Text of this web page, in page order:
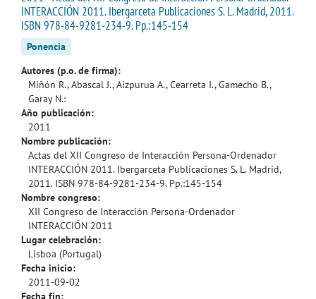
INTERACCIÓN 2011. Ibergarceta Publicaciones S. L. Madrid, 2011.
ISBN 978-84-9281-234-9. Pp.:145-154
Ponencia
Autores (p.o. de firma):
Miñón R., Abascal J., Aizpurua A., Cearreta I., Gamecho B.,
Garay N.:
Año publicación:
2011
Nombre publicación:
Actas del XII Congreso de Interacción Persona-Ordenador
INTERACCIÓN 2011. Ibergarceta Publicaciones S. L. Madrid,
2011. ISBN 978-84-9281-234-9. Pp.:145-154
Nombre congreso:
XII Congreso de Interacción Persona-Ordenador
INTERACCIÓN 2011
Lugar celebración:
Lisboa (Portugal)
Fecha inicio:
2011-09-02
Fecha fin: